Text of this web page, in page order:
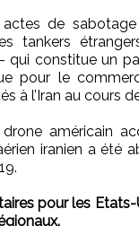
actes de
tankers
qui constitue un
pour le
à l’Iran au cours
américain
iranien a été
pour les Etats-